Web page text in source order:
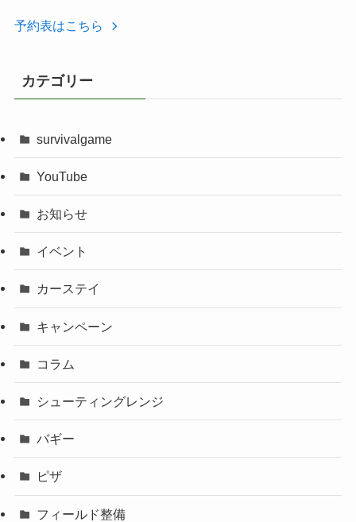
予約表はこちら
カテゴリー
survivalgame
YouTube
お知らせ
イベント
カーステイ
キャンペーン
コラム
シューティングレンジ
バギー
ピザ
フィールド整備